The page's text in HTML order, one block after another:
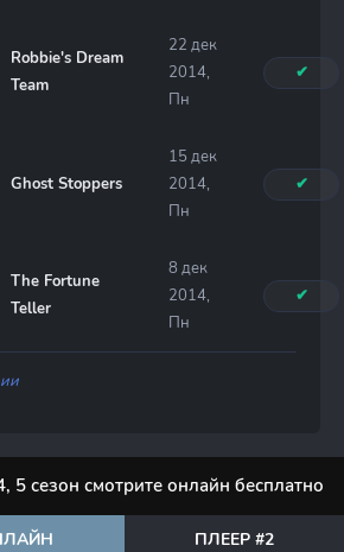
Robbie's Dream
Team
22 дек
2014,
Пн
✔
Ghost Stoppers
15 дек
2014,
Пн
✔
The Fortune
Teller
8 дек
2014,
Пн
✔
5 сезон смотрите онлайн бесплатно
ПЛЕЕР #2